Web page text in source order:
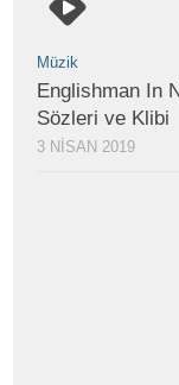
Müzik
Englishman In
Sözleri ve Klibi
3 NISAN 2019